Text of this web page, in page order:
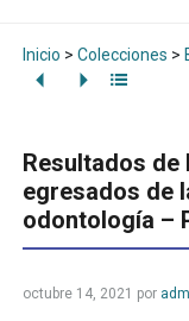
Inicio > Colecciones >
Resultados
egresados de
odontología –
octubre 14, 2021 por